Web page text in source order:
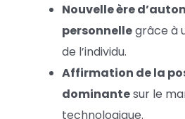
Nouvelle ère
personnellegrâce à
de l’individu.
Affirmation de la
dominantesur le
technologique.